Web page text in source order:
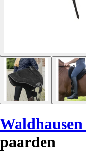
Waldhausen
paarden